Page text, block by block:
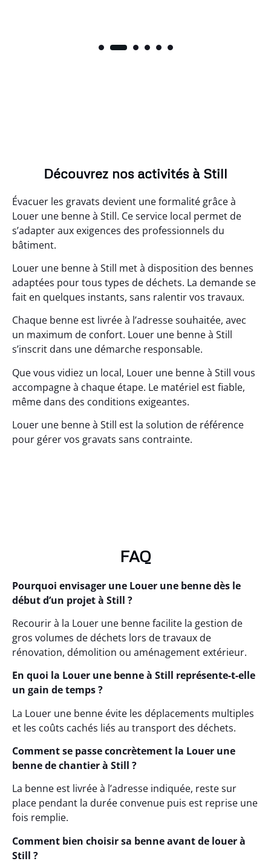
Découvrez nos activités à Still
Évacuer les gravats devient une formalité grâce à
Louer une benne à Still. Ce service local permet de
s’adapter aux exigences des professionnels du
bâtiment.
Louer une benne à Still met à disposition des bennes
adaptées pour tous types de déchets. La demande se
fait en quelques instants, sans ralentir vos travaux.
Chaque benne est livrée à l’adresse souhaitée, avec
un maximum de confort. Louer une benne à Still
s’inscrit dans une démarche responsable.
Que vous vidiez un local, Louer une benne à Still vous
accompagne à chaque étape. Le matériel est fiable,
même dans des conditions exigeantes.
Louer une benne à Still est la solution de référence
pour gérer vos gravats sans contrainte.
FAQ
Pourquoi envisager une Louer une benne dès le
début d’un projet à Still ?
Recourir à la Louer une benne facilite la gestion de
gros volumes de déchets lors de travaux de
rénovation, démolition ou aménagement extérieur.
En quoi la Louer une benne à Still représente-t-elle
un gain de temps ?
La Louer une benne évite les déplacements multiples
et les coûts cachés liés au transport des déchets.
Comment se passe concrètement la Louer une
benne de chantier à Still ?
La benne est livrée à l’adresse indiquée, reste sur
place pendant la durée convenue puis est reprise une
fois remplie.
Comment bien choisir sa benne avant de louer à
Still ?